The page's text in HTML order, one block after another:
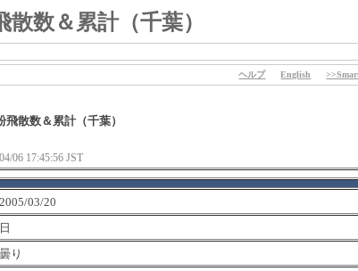
数＆累計（千葉）
ヘルプ English
飛散数＆累計（千葉）
06 17:45:56 JST
2005/03/20
日
曇り